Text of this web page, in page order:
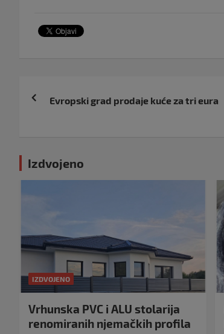
Navigacija
objava
Evropski grad prodaje kuće za tri eura
Izdvojeno
IZDVOJENO
Vrhunska PVC i ALU stolarija
renomiranih njemačkih profila